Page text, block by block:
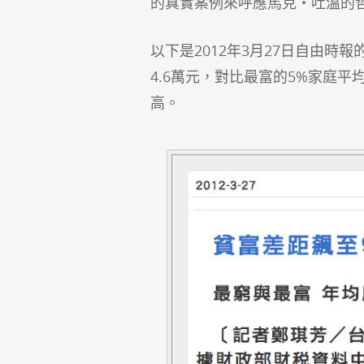
以下是2012年3月27日自由時報
4.6萬元，對比最富的5%家庭平
高。